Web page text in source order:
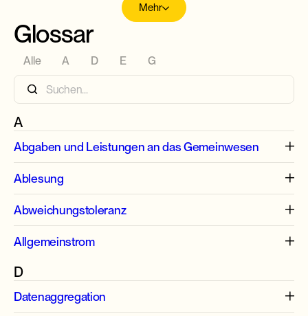
Mehr
Glossar
Alle A D E G
A
Abgaben und Leistungen an das Gemeinwesen
Ablesung
Abweichungstoleranz
Allgemeinstrom
D
Datenaggregation